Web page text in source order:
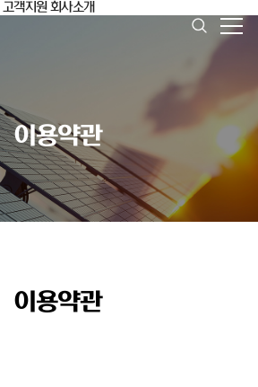
고객지원 회사소개
이용약관
이용약관